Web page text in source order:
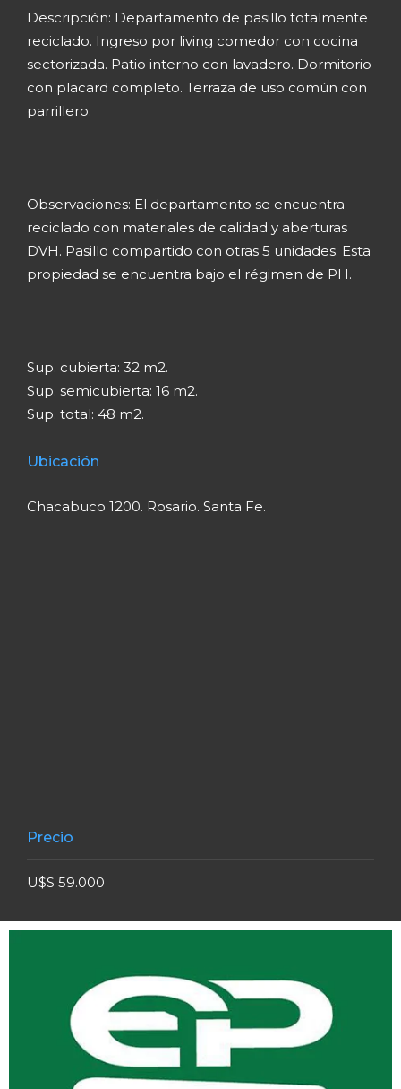
Descripción: Departamento de pasillo totalmente
reciclado. Ingreso por living comedor con cocina
sectorizada. Patio interno con lavadero. Dormitorio
con placard completo. Terraza de uso común con
parrillero.
Observaciones: El departamento se encuentra
reciclado con materiales de calidad y aberturas
DVH. Pasillo compartido con otras 5 unidades. Esta
propiedad se encuentra bajo el régimen de PH.
Sup. cubierta: 32 m2.
Sup. semicubierta: 16 m2.
Sup. total: 48 m2.
Ubicación
Chacabuco 1200. Rosario. Santa Fe.
Precio
U$S 59.000